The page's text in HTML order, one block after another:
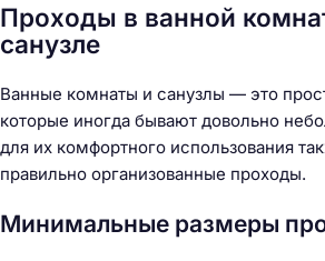
Проходы в ванной
санузле
Ванные комнаты и санузлы — это
которые иногда бывают довольно
для их комфортного использования
правильно организованные проходы.
Минимальные размеры